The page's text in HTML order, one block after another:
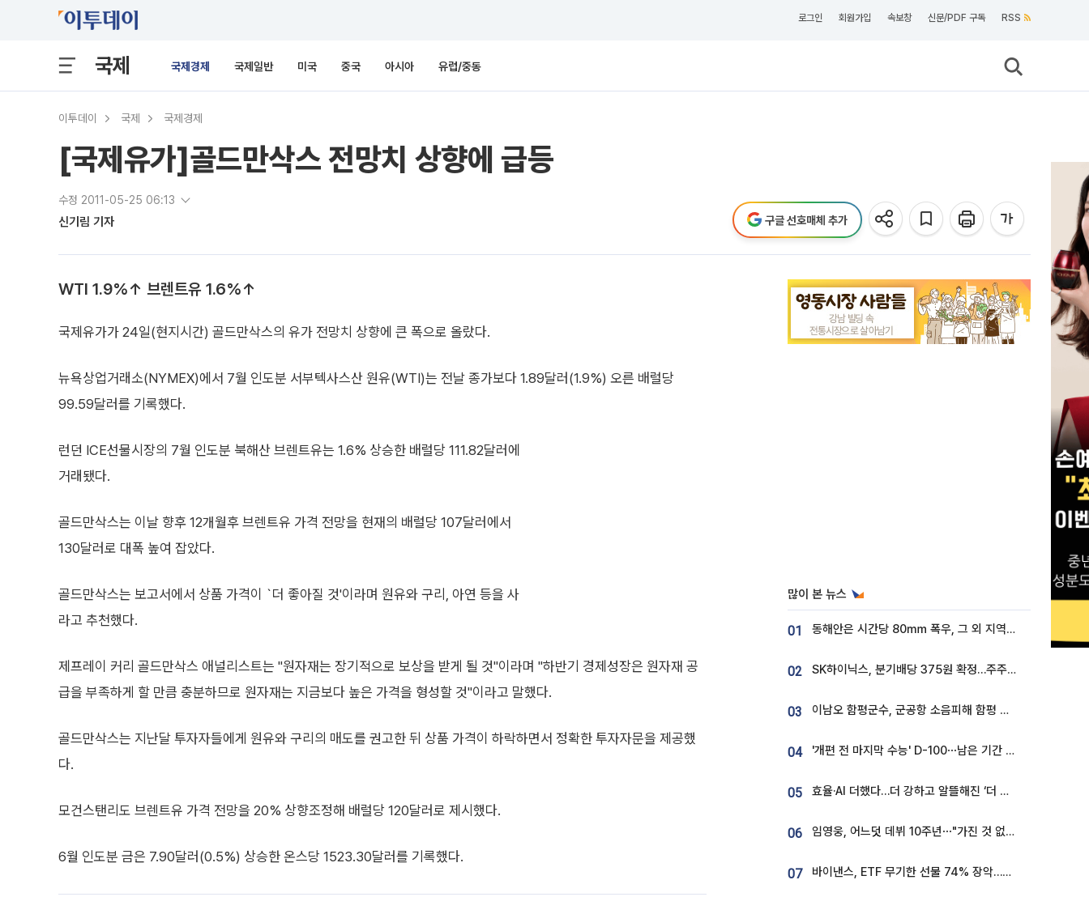
로그인 회원가입 속보창 신문/PDF 구독 RSS
국제 국제경제 국제일반 미국 중국 아시아 유럽/중동
이투데이 국제 국제경제
[국제유가]골드만삭스 전망치 상향에 급등
수정 2011-05-25 06:13
신기림 기자 구글 선호매체 추가
WTI 1.9%↑ 브렌트유 1.6%↑
국제유가가 24일(현지시간) 골드만삭스의 유가 전망치 상향에 큰 폭으로 올랐다.
뉴욕상업거래소(NYMEX)에서 7월 인도분 서부텍사스산 원유(WTI)는 전날 종가보다 1.89달러(1.9%) 오른 배럴당
99.59달러를 기록했다.
런던 ICE선물시장의 7월 인도분 북해산 브렌트유는 1.6% 상승한 배럴당 111.82달러에
거래됐다.
골드만삭스는 이날 향후 12개월후 브렌트유 가격 전망을 현재의 배럴당 107달러에서
130달러로 대폭 높여 잡았다.
골드만삭스는 보고서에서 상품 가격이 `더 좋아질 것'이라며 원유와 구리, 아연 등을 사
라고 추천했다.
제프레이 커리 골드만삭스 애널리스트는 "원자재는 장기적으로 보상을 받게 될 것"이라며 "하반기 경제성장은 원자재 공
급을 부족하게 할 만큼 충분하므로 원자재는 지금보다 높은 가격을 형성할 것"이라고 말했다.
골드만삭스는 지난달 투자자들에게 원유와 구리의 매도를 권고한 뒤 상품 가격이 하락하면서 정확한 투자자문을 제공했
다.
모건스탠리도 브렌트유 가격 전망을 20% 상향조정해 배럴당 120달러로 제시했다.
6월 인도분 금은 7.90달러(0.5%) 상승한 온스당 1523.30달러를 기록했다.
많이 본 뉴스
01 동해안은 시간당 80㎜ 폭우, 그 외 지역은 폭염…‘극과 극 날씨’
02 SK하이닉스, 분기배당 375원 확정…주주환원책 9월로 앞당겨 발표
03 이남오 함평군수, 군공항 소음피해 함평 보상 요구
04 '개편 전 마지막 수능' D-100⋯남은 기간 성적 올릴 전략은
05 효율·AI 더했다…더 강하고 알뜰해진 ‘더 뉴 그랜저 하이브리드’ [ET의 모빌리티]
06 임영웅, 어느덧 데뷔 10주년⋯"가진 것 없던 시절, 내 앞엔 20명의 팬뿐"
07 바이낸스, ETF 무기한 선물 74% 장악…한국 레버리지 ETF 거래 급증 [e가상자산]